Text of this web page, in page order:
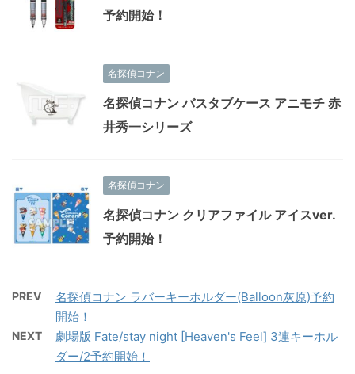
予約開始！
名探偵コナン
名探偵コナン バスタブケース アニモチ 赤
井秀一シリーズ
名探偵コナン
名探偵コナン クリアファイル アイスver.
予約開始！
PREV
名探偵コナン ラバーキーホルダー(Balloon灰原)予約
開始！
NEXT
劇場版 Fate/stay night [Heaven's Feel] 3連キーホル
ダー/2予約開始！